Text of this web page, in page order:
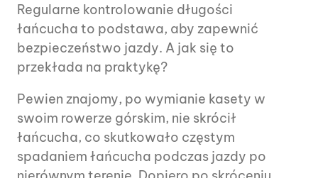
Regularne kontrolowanie długości
łańcucha to podstawa, aby zapewnić
bezpieczeństwo jazdy. A jak się to
przekłada na praktykę?
Pewien znajomy, po wymianie kasety w
swoim rowerze górskim, nie skrócił
łańcucha, co skutkowało częstym
spadaniem łańcucha podczas jazdy po